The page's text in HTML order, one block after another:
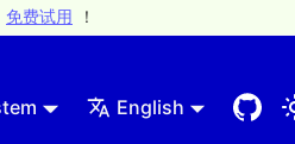
免费试用 ！
English